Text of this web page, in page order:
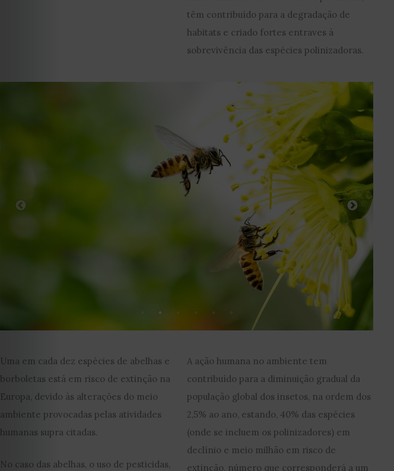
Política
Cookies
têm contribuído para a degradação de
habitats e criado fortes entraves à
sobrevivência das espécies polinizadoras.
Uma em cada dez espécies de abelhas e
borboletas está em risco de extinção na
Europa, devido às alterações do meio
ambiente provocadas pelas atividades
humanas supra citadas.
No caso das abelhas, o uso de pesticidas,
A ação humana no ambiente tem
contribuído para a diminuição gradual da
população global dos insetos, na ordem dos
2,5% ao ano, estando, 40% das espécies
(onde se incluem os polinizadores) em
declínio e meio milhão em risco de
extinção, número que corresponderá a um